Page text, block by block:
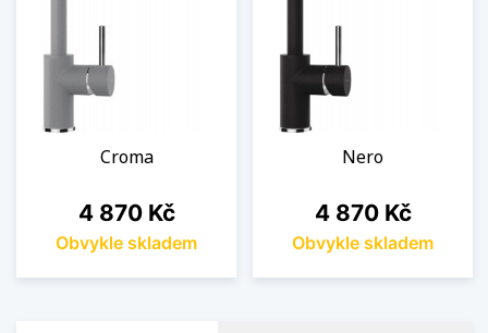
Croma
Cena
4 870 Kč
Obvykle skladem
Nero
Cena
4 870 Kč
Obvykle skladem